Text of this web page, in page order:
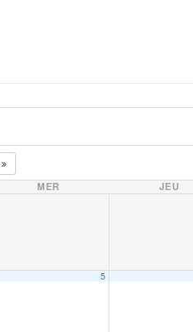
MER JEU
5